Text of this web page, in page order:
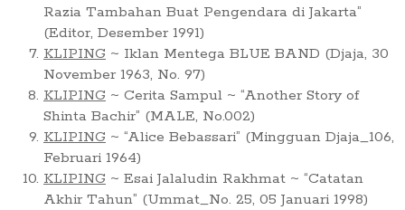
Razia Tambahan Buat Pengendara di Jakarta”
(Editor, Desember 1991)
KLIPING ~ Iklan Mentega BLUE BAND (Djaja, 30
November 1963, No. 97)
KLIPING ~ Cerita Sampul ~ “Another Story of
Shinta Bachir” (MALE, No.002)
KLIPING ~ “Alice Bebassari” (Mingguan Djaja_106,
Februari 1964)
KLIPING ~ Esai Jalaludin Rakhmat ~ “Catatan
Akhir Tahun” (Ummat_No. 25, 05 Januari 1998)